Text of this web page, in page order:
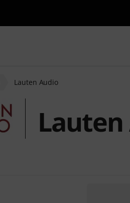
Lauten Audio